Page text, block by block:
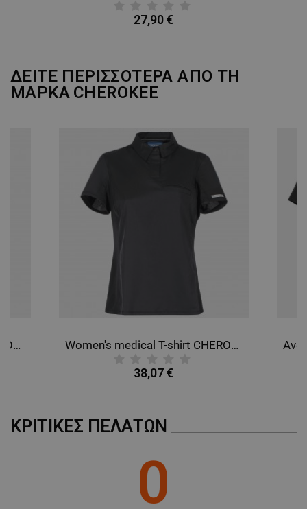
27,90 €
ΔΕΙΤΕ ΠΕΡΙΣΣΟΤΕΡΑ ΑΠΟ ΤΗ
ΜΑΡΚΑ CHEROKEE
Women's medical T-shirt CHEROKEE BLACK WWE698. Women's medical T-shirt CHEROKEE GREY WWE698.
38,07 €
ΚΡΙΤΙΚΈΣ ΠΕΛΑΤΏΝ
0